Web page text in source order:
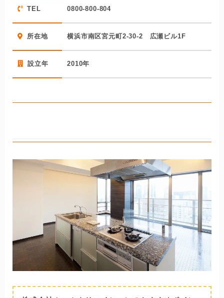
からワンストップで対応してもらえます。さらに、保有す
も対応可能。工事以外のことも相談できる点も魅力的なリ
TEL 0800-800-804
所在地 横浜市南区宮元町2-30-2 広瀬ビル1F
設立年 2010年